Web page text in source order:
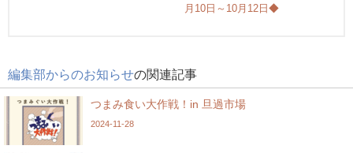
月10日～10月12日◆
編集部からのお知らせの関連記事
つまみ食い大作戦！in 旦過市場
2024-11-28